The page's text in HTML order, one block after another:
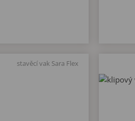
stavěcí vak Sara Flex